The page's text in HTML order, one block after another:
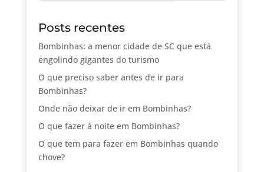
Posts recentes
Bombinhas: a menor cidade de SC que está
engolindo gigantes do turismo
O que preciso saber antes de ir para
Bombinhas?
Onde não deixar de ir em Bombinhas?
O que fazer à noite em Bombinhas?
O que tem para fazer em Bombinhas quando
chove?